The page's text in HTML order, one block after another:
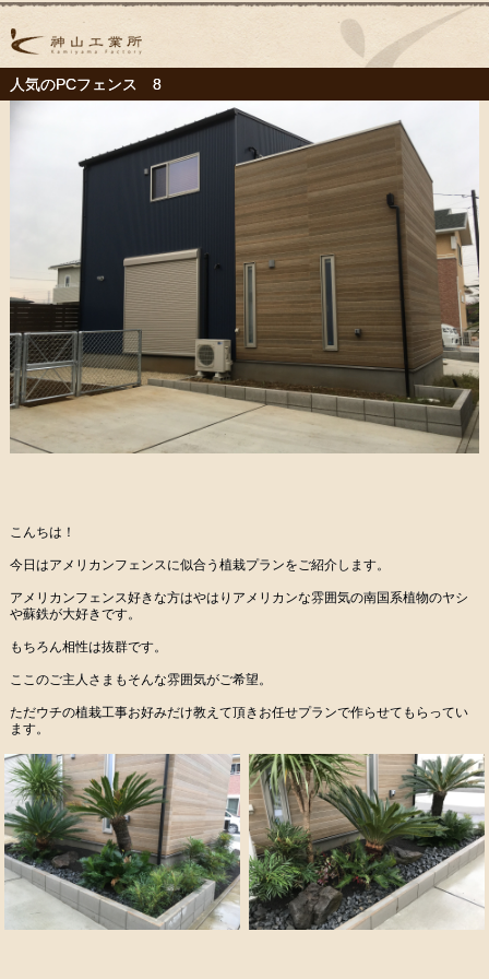
人気のPCフェンス 8
こんちは！
今日はアメリカンフェンスに似合う植栽プランをご紹介します。
アメリカンフェンス好きな方はやはりアメリカンな雰囲気の南国系植物のヤシ
や蘇鉄が大好きです。
もちろん相性は抜群です。
ここのご主人さまもそんな雰囲気がご希望。
ただウチの植栽工事お好みだけ教えて頂きお任せプランで作らせてもらってい
ます。